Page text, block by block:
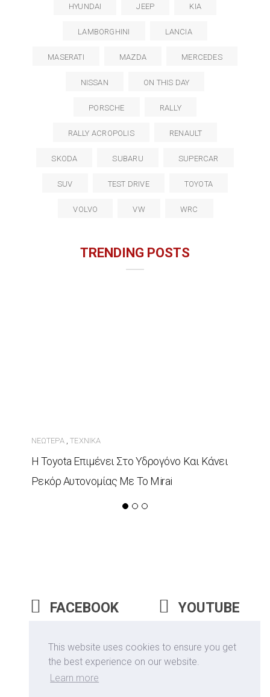
This website uses cookies to ensure you get
the best experience on our website.
Learn more
HYUNDAI JEEP KIA
LAMBORGHINI LANCIA
MASERATI MAZDA MERCEDES
NISSAN ON THIS DAY
PORSCHE RALLY
RALLY ACROPOLIS RENAULT
SKODA SUBARU SUPERCAR
SUV TEST DRIVE TOYOTA
VOLVO VW WRC
TRENDING POSTS
ΝΕΏΤΕΡΑ,ΤΕΧΝΙΚΆ
Η Toyota Επιμένει Στο Υδρογόνο Και Κάνει
Ρεκόρ Αυτονομίας Με Το Mirai
FACEBOOK
YOUTUBE
INSTAGRAM